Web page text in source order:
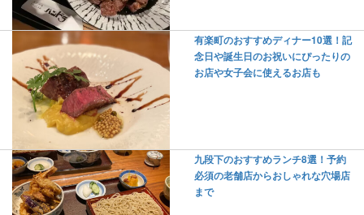
有楽町のおすすめディナー10選！記
念日や誕生日のお祝いにぴったりの
お店や女子会に使えるお店も
九段下のおすすめランチ8選！予約
必須の老舗店からおしゃれな穴場店
まで